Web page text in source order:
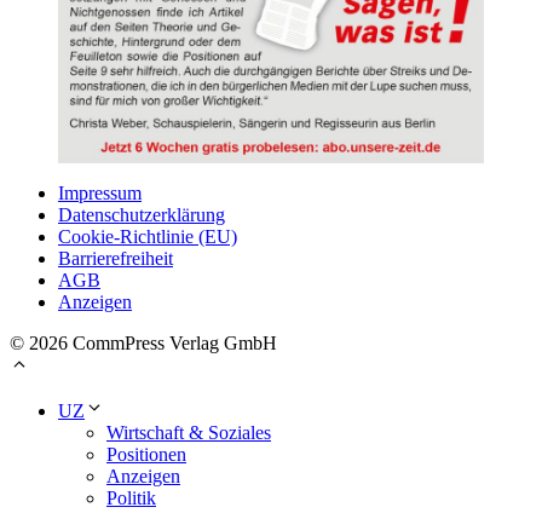
Impressum
Datenschutzerklärung
Cookie-Richtlinie (EU)
Barrierefreiheit
AGB
Anzeigen
© 2026 CommPress Verlag GmbH
UZ
Wirtschaft & Soziales
Positionen
Anzeigen
Politik